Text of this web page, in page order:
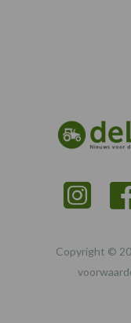
Copyright ©